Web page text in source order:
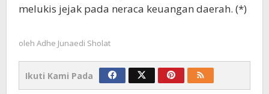
melukis jejak pada neraca keuangan daerah. (*)
oleh Adhe Junaedi Sholat
Ikuti Kami Pada